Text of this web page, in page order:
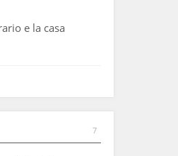
e la casa
7